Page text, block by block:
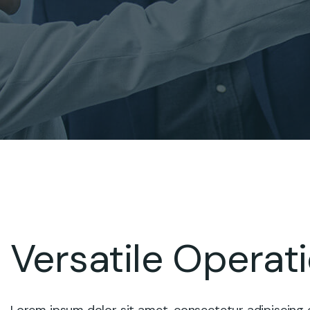
Versatile